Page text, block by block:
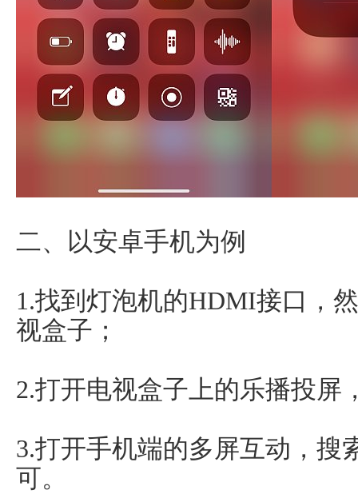
二、以安卓手机为例
1.找到灯泡机的HDMI接口，
视盒子；
2.打开电视盒子上的乐播投屏
3.打开手机端的多屏互动，搜
可。